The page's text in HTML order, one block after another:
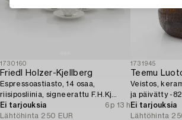
1730160
Friedl Holzer-Kjellberg
Espressoastiasto, 14 osaa,
riisiposliinia, signeerattu F.H.Kj
Arabia Finland.
Ei tarjouksia
6p 13 h
Lähtöhinta 250 EUR
1731945
Teemu
Veistos,
ja päivätty -82.
Ei tarjouksia
Lähtöhinta